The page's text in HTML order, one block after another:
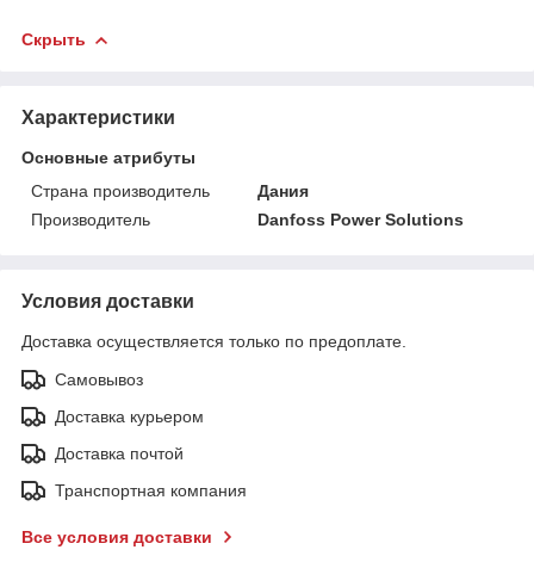
Скрыть
Характеристики
Основные атрибуты
Страна производитель
Дания
Производитель
Danfoss Power Solutions
Условия доставки
Доставка осуществляется только по предоплате.
Самовывоз
Доставка курьером
Доставка почтой
Транспортная компания
Все условия доставки